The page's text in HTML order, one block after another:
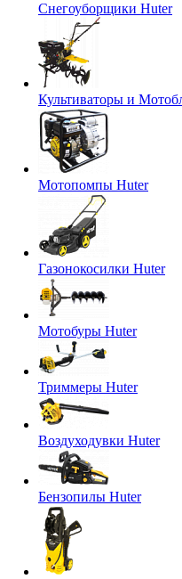
Снегоуборщики Huter
Культиваторы и
Мотопомпы Huter
Газонокосилки Huter
Мотобуры Huter
Триммеры Huter
Воздуходувки Huter
Бензопилы Huter